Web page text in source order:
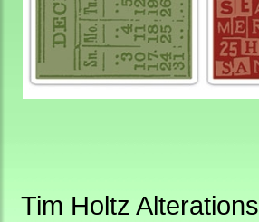
Tim Holtz Alterations